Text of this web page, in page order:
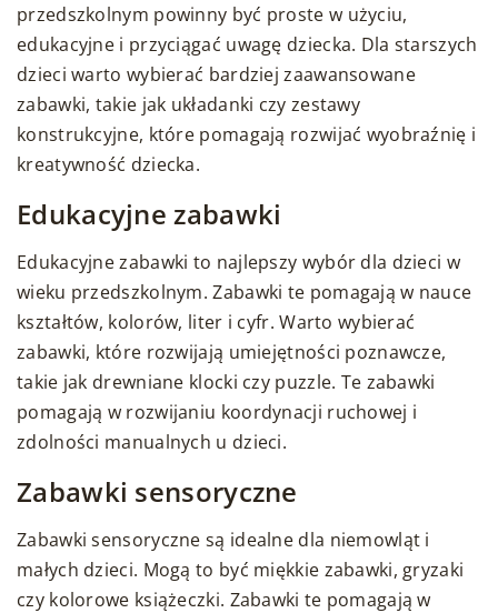
przedszkolnym powinny być proste w użyciu,
edukacyjne i przyciągać uwagę dziecka. Dla starszych
dzieci warto wybierać bardziej zaawansowane
zabawki, takie jak układanki czy zestawy
konstrukcyjne, które pomagają rozwijać wyobraźnię i
kreatywność dziecka.
Edukacyjne zabawki
Edukacyjne zabawki to najlepszy wybór dla dzieci w
wieku przedszkolnym. Zabawki te pomagają w nauce
kształtów, kolorów, liter i cyfr. Warto wybierać
zabawki, które rozwijają umiejętności poznawcze,
takie jak drewniane klocki czy puzzle. Te zabawki
pomagają w rozwijaniu koordynacji ruchowej i
zdolności manualnych u dzieci.
Zabawki sensoryczne
Zabawki sensoryczne są idealne dla niemowląt i
małych dzieci. Mogą to być miękkie zabawki, gryzaki
czy kolorowe książeczki. Zabawki te pomagają w